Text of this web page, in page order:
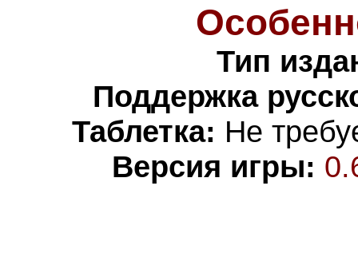
Тип
Поддержка
Таблетка: Не
Версия игры: